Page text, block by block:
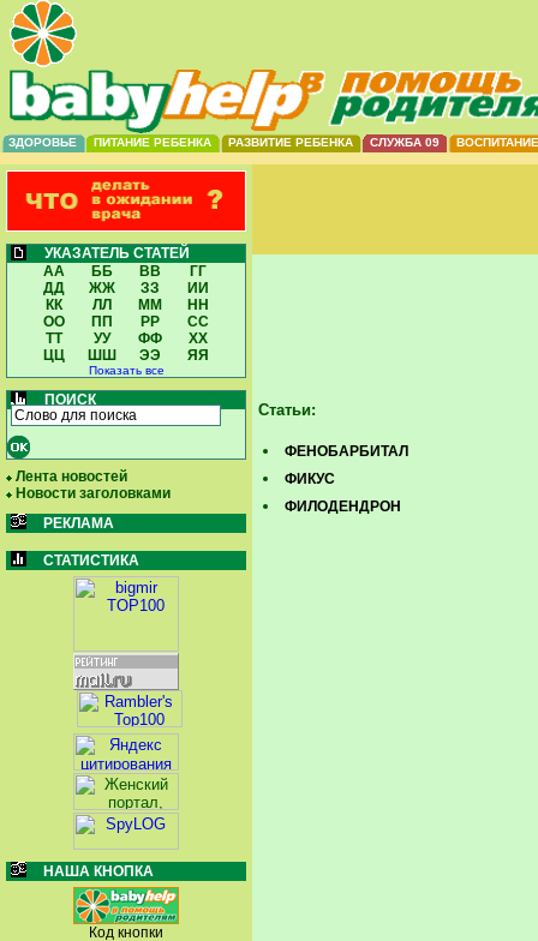
ЗДОРОВЬЕ ПИТАНИЕ РЕБЕНКА РАЗВИТИЕ РЕБЕНКА СЛУЖБА 09 ВОСПИТАНИЕ
УКАЗАТЕЛЬ СТАТЕЙ
АА
ББ ВВ
ГГ
ДД
ЖЖ ЗЗ
ИИ
КК
ЛЛ ММ
НН
ОО
ПП РР
СС
ТТ
УУ ФФ
ХХ
ЦЦ
ШШ ЭЭ ЯЯ
Показать все
ПОИСК
Лента новостей
Новости заголовками
РЕКЛАМА
СТАТИСТИКА
НАША КНОПКА
Код кнопки
Статьи:
ФЕНОБАРБИТАЛ
ФИКУС
ФИЛОДЕНДРОН